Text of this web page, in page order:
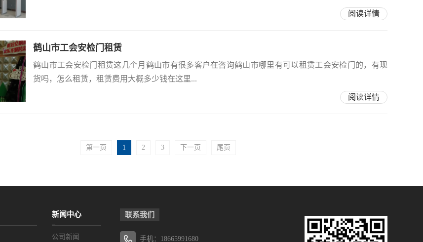
阅读详情
鹤山市工会安检门租赁
鹤山市工会安检门租赁这几个月鹤山市有很多客户在咨询鹤山市哪里有可以租赁工会安检门的，有现
货吗，怎么租赁，租赁费用大概多少钱在这里...
阅读详情
第一页 1 2 3 下一页 尾页
新闻中心
公司新闻
联系我们
手机：18665991680